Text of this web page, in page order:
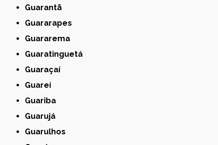
Guarantã
Guararapes
Guararema
Guaratinguetá
Guaraçaí
Guareí
Guariba
Guarujá
Guarulhos